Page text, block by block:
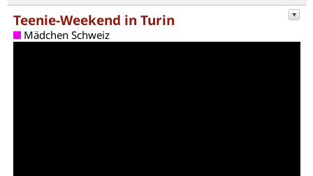
Teenie-Weekend in Turin
Mädchen Schweiz